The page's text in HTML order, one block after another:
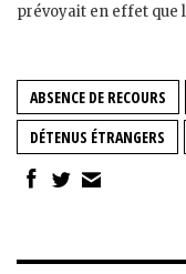
prévoyait en effet que
ABSENCE DE RECOURS
DÉTENUS ÉTRANGERS